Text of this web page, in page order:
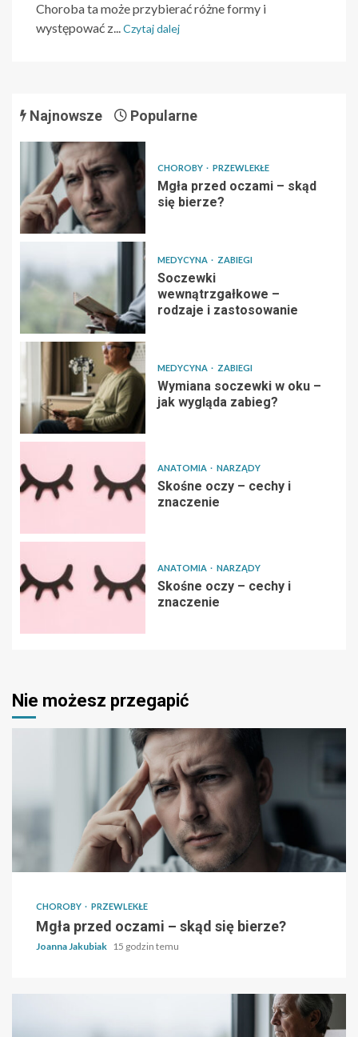
Choroba ta może przybierać różne formy i
występować z...Czytaj dalej
Najnowsze Popularne
CHOROBY PRZEWLEKŁE
Mgła przed oczami – skąd
się bierze?
MEDYCYNA ZABIEGI
Soczewki
wewnątrzgałkowe –
rodzaje i zastosowanie
MEDYCYNA ZABIEGI
Wymiana soczewki w oku –
jak wygląda zabieg?
ANATOMIA NARZĄDY
Skośne oczy – cechy i
znaczenie
ANATOMIA NARZĄDY
Skośne oczy – cechy i
znaczenie
Nie możesz przegapić
CHOROBY PRZEWLEKŁE
Mgła przed oczami – skąd się bierze?
Joanna Jakubiak 15 godzin temu